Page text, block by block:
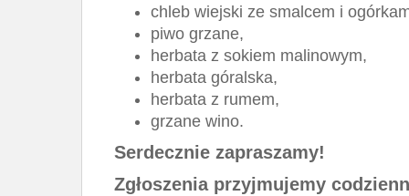
chleb wiejski ze smalcem i
piwo grzane,
herbata z sokiem malinowym,
herbata góralska,
herbata z rumem,
grzane wino.
Serdecznie zapraszamy!
Zgłoszenia przyjmujemy